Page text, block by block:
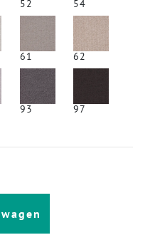
52 54
61 62
93 97